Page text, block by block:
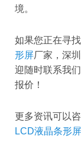
境。
如果您正在寻
形屏厂家，深
迎随时联系我
报价！
更多资讯可以
LCD液晶条形屏